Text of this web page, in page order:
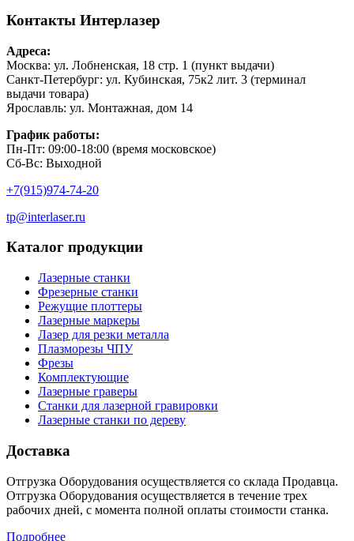
Контакты Интерлазер
Адреса:
Москва: ул. Лобненская, 18 стр. 1 (пункт выдачи)
Санкт-Петербург: ул. Кубинская, 75к2 лит. 3 (терминал
выдачи товара)
Ярославль: ул. Монтажная, дом 14
График работы:
Пн-Пт: 09:00-18:00 (время московское)
Сб-Вс: Выходной
+7(915)974-74-20
tp@interlaser.ru
Каталог продукции
Лазерные станки
Фрезерные станки
Режущие плоттеры
Лазерные маркеры
Лазер для резки металла
Плазморезы ЧПУ
Фрезы
Комплектующие
Лазерные граверы
Станки для лазерной гравировки
Лазерные станки по дереву
Доставка
Отгрузка Оборудования осуществляется со склада Продавца.
Отгрузка Оборудования осуществляется в течение трех
рабочих дней, с момента полной оплаты стоимости станка.
Подробнее